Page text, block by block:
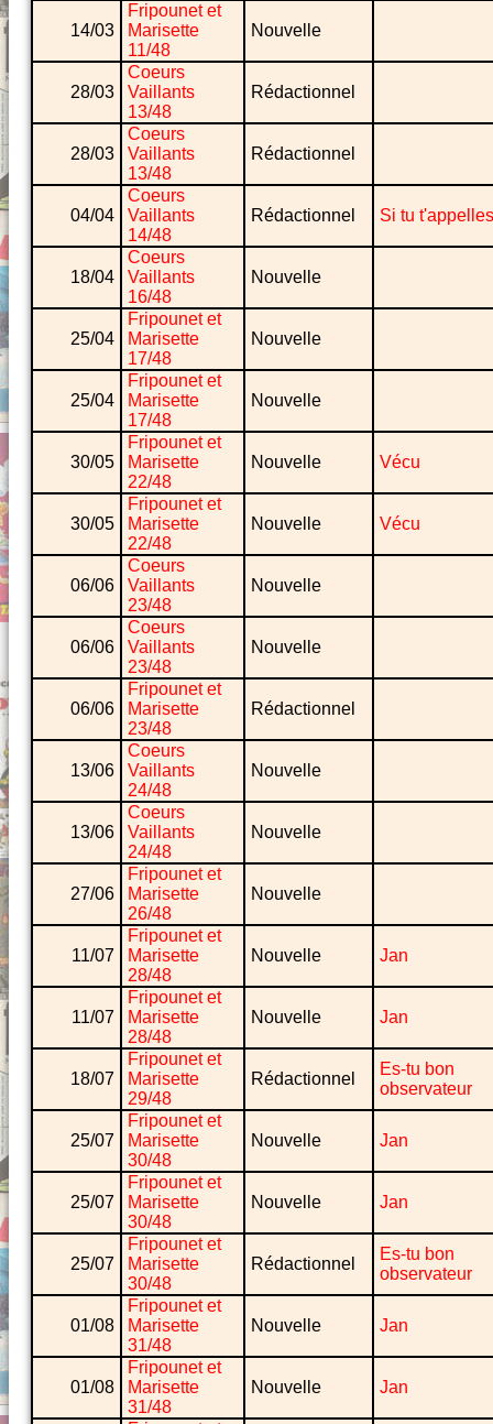
14/03
Fripounet et
Marisette
11/48
Nouvelle
28/03
Coeurs
Vaillants
13/48
Rédactionnel
28/03
Coeurs
Vaillants
13/48
Rédactionnel
04/04
Coeurs
Vaillants
14/48
Rédactionnel Si tu t'appelles
18/04
Coeurs
Vaillants
16/48
Nouvelle
25/04
Fripounet et
Marisette
17/48
Nouvelle
25/04
Fripounet et
Marisette
17/48
Nouvelle
30/05
Fripounet et
Marisette
22/48
Nouvelle Vécu
30/05
Fripounet et
Marisette
22/48
Nouvelle Vécu
06/06
Coeurs
Vaillants
23/48
Nouvelle
06/06
Coeurs
Vaillants
23/48
Nouvelle
06/06
Fripounet et
Marisette
23/48
Rédactionnel
13/06
Coeurs
Vaillants
24/48
Nouvelle
13/06
Coeurs
Vaillants
24/48
Nouvelle
27/06
Fripounet et
Marisette
26/48
Nouvelle
11/07
Fripounet et
Marisette
28/48
Nouvelle Jan
11/07
Fripounet et
Marisette
28/48
Nouvelle Jan
18/07
Fripounet et
Marisette
29/48
Rédactionnel
Es-tu bon
observateur
25/07
Fripounet et
Marisette
30/48
Nouvelle Jan
25/07
Fripounet et
Marisette
30/48
Nouvelle Jan
25/07
Fripounet et
Marisette
30/48
Rédactionnel
Es-tu bon
observateur
01/08
Fripounet et
Marisette
31/48
Nouvelle Jan
01/08
Fripounet et
Marisette
31/48
Nouvelle Jan